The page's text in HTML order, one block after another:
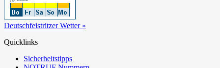
Deutschfeistritzer Wetter »
Quicklinks
Sicherheitstipps